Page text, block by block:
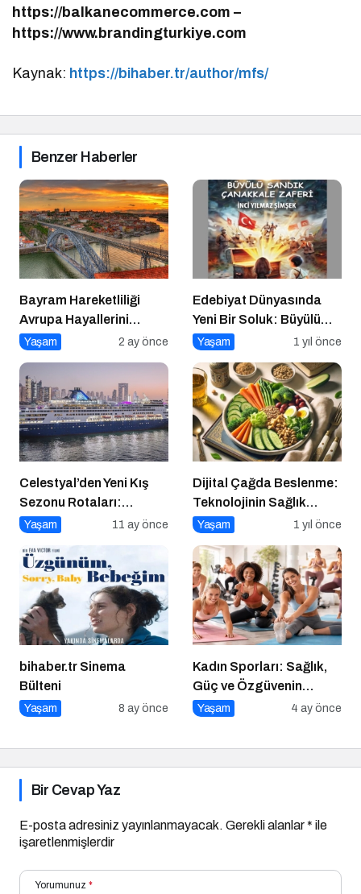
https://balkanecommerce.com –
https://www.brandingturkiye.com
Kaynak: https://bihaber.tr/author/mfs/
Benzer Haberler
Bayram Hareketliliği
Avrupa Hayallerini
Tetikledi
Yaşam 2 ay önce
Edebiyat Dünyasında
Yeni Bir Soluk: Büyülü
Sandık Çanakkale
Yaşam 1 yıl önce
Celestyal’den Yeni Kış
Sezonu Rotaları:
Atina’dan Cidde’ye
Yaşam 11 ay önce
Dijital Çağda Beslenme:
Teknolojinin Sağlık
Üzerindeki Etkileri ve
Yaşam 1 yıl önce
bihaber.tr Sinema
Bülteni
Yaşam 8 ay önce
Kadın Sporları: Sağlık,
Güç ve Özgüvenin
Anahtarı
Yaşam 4 ay önce
Bir Cevap Yaz
E-posta adresiniz yayınlanmayacak. Gerekli alanlar* ile
işaretlenmişlerdir
Yorumunuz *